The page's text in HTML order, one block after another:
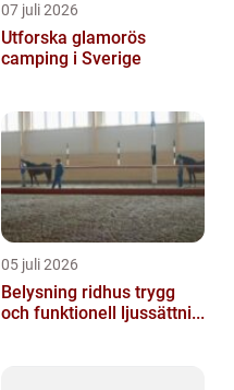
07 juli 2026
Utforska glamorös
camping i Sverige
05 juli 2026
Belysning ridhus trygg
och funktionell ljussättni...